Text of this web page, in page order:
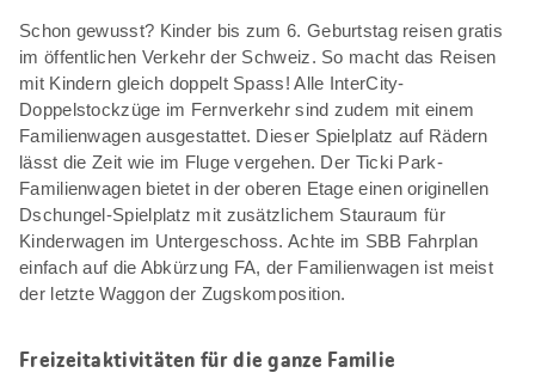
Schon gewusst? Kinder bis zum 6. Geburtstag reisen gratis
im öffentlichen Verkehr der Schweiz. So macht das Reisen
mit Kindern gleich doppelt Spass! Alle InterCity-
Doppelstockzüge im Fernverkehr sind zudem mit einem
Familienwagen ausgestattet. Dieser Spielplatz auf Rädern
lässt die Zeit wie im Fluge vergehen. Der Ticki Park-
Familienwagen bietet in der oberen Etage einen originellen
Dschungel-Spielplatz mit zusätzlichem Stauraum für
Kinderwagen im Untergeschoss. Achte im SBB Fahrplan
einfach auf die Abkürzung FA, der Familienwagen ist meist
der letzte Waggon der Zugskomposition.
Freizeitaktivitäten für die ganze Familie